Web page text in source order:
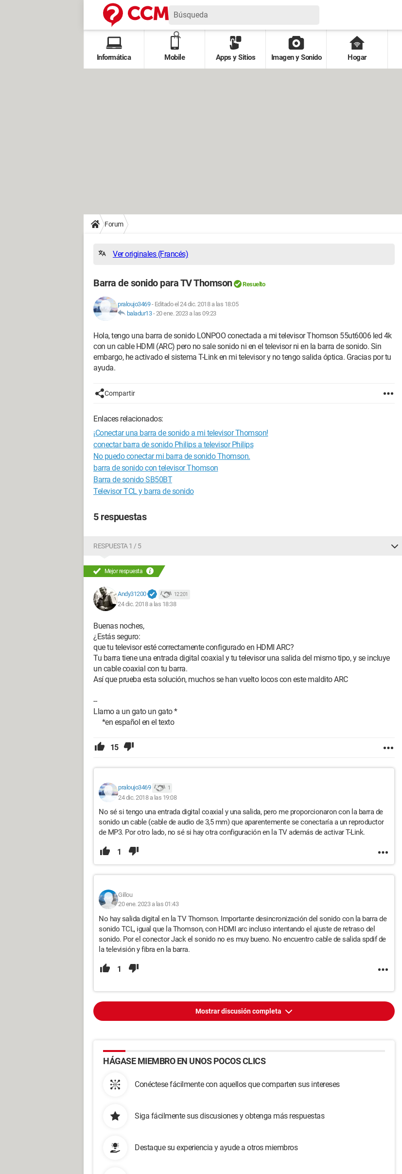
Informática Mobile Apps y Sitios Imagen y Sonido Hogar
Forum
Ver originales (Francés)
Barra de sonido para TV Thomson Resuelto
praloujo3469- Editado el 24 dic. 2018 a las 18:05
baladur13-20 ene. 2023 a las 09:23
Hola, tengo una barra de sonido LONPOO conectada a mi televisor Thomson 55ut6006 led 4k
con un cable HDMI (ARC) pero no sale sonido ni en el televisor ni en la barra de sonido. Sin
embargo, he activado el sistema T-Link en mi televisor y no tengo salida óptica. Gracias por tu
ayuda.
Compartir
Enlaces relacionados:
¡Conectar una barra de sonido a mi televisor Thomson!
conectar barra de sonido Philips a televisor Philips
No puedo conectar mi barra de sonido Thomson.
barra de sonido con televisor Thomson
Barra de sonido SB50BT
Televisor TCL y barra de sonido
5 respuestas
RESPUESTA 1 / 5
Mejor respuesta
Andy31200 12 201
24 dic. 2018 a las 18:38
Buenas noches,
¿Estás seguro:
que tu televisor esté correctamente configurado en HDMI ARC?
Tu barra tiene una entrada digital coaxial y tu televisor una salida del mismo tipo, y se incluye
un cable coaxial con tu barra.
Así que prueba esta solución, muchos se han vuelto locos con este maldito ARC
--
Llamo a un gato un gato *
*en español en el texto
15
praloujo3469 1
24 dic. 2018 a las 19:08
No sé si tengo una entrada digital coaxial y una salida, pero me proporcionaron con la barra de
sonido un cable (cable de audio de 3,5 mm) que aparentemente se conectaría a un reproductor
de MP3. Por otro lado, no sé si hay otra configuración en la TV además de activar T-Link.
1
Gillou
20 ene. 2023 a las 01:43
No hay salida digital en la TV Thomson. Importante desincronización del sonido con la barra de
sonido TCL, igual que la Thomson, con HDMI arc incluso intentando el ajuste de retraso del
sonido. Por el conector Jack el sonido no es muy bueno. No encuentro cable de salida spdif de
la televisión y fibra en la barra.
1
Mostrar discusión completa
HÁGASE MIEMBRO EN UNOS POCOS CLICS
Conéctese fácilmente con aquellos que comparten sus intereses
Siga fácilmente sus discusiones y obtenga más respuestas
Destaque su experiencia y ayude a otros miembros